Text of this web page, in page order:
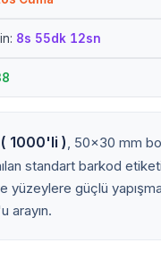
8s 55dk 11sn
1000'li ), 50x30 mm
standart barkod
yüzeylere güçlü
arayın.